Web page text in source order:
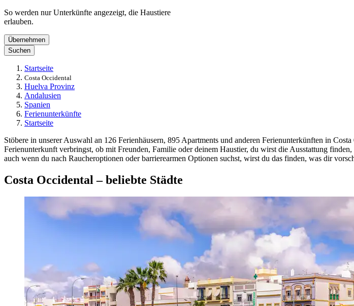
So werden nur Unterkünfte angezeigt, die Haustiere
erlauben.
Übernehmen
Suchen
Startseite
Costa Occidental
Huelva Provinz
Andalusien
Spanien
Ferienunterkünfte
Startseite
Stöbere in unserer Auswahl an 126 Ferienhäusern, 895 Apartments und anderen Ferienunterkünften in
Ferienunterkunft verbringst, ob mit Freunden, Familie oder deinem Haustier, du wirst die Ausstattung
auch wenn du nach Raucheroptionen oder barrierearmen Optionen suchst, wirst du das finden, was dir
Costa Occidental – beliebte Städte